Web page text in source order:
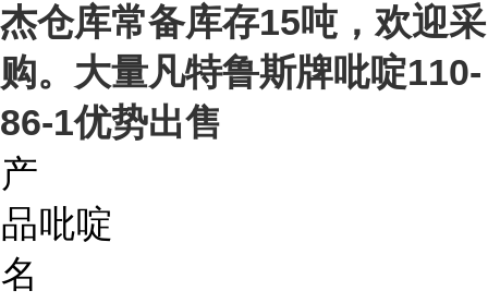
杰仓库常备库存15吨，欢迎采
购。大量凡特鲁斯牌吡啶110-
86-1优势出售
产
品
名
吡啶